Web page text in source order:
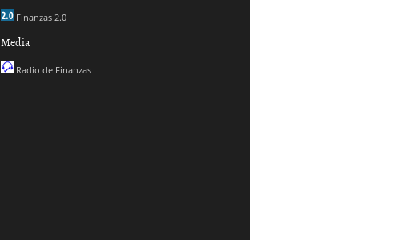
Finanzas 2.0
Media
Radio de Finanzas